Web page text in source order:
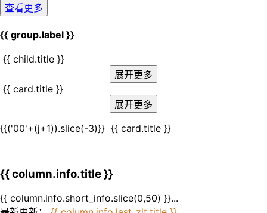
查看更多
{{ group.label }}
{{ child.title }}
展开更多
{{ card.title }}
展开更多
{{('00'+(j+1)).slice(-3)}} {{ card.title }}
{{ column.info.title }}
{{ column.info.short_info.slice(0,50) }}...